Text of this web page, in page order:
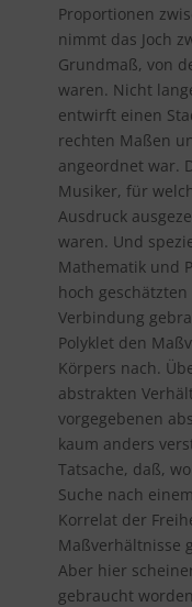
Proportionen
nimmt das Joch
Grundmaß, von
waren. Nicht
entwirft einen
rechten Maßen
angeordnet war.
Musiker, für
Ausdruck
waren. Und
Mathematik und
hoch
Verbindung
Polyklet den
Körpers nach.
abstrakten
vorgegebenen
kaum anders
Tatsache, daß,
Suche nach
Korrelat der
Maßverhältnisse
Aber hier
gebraucht